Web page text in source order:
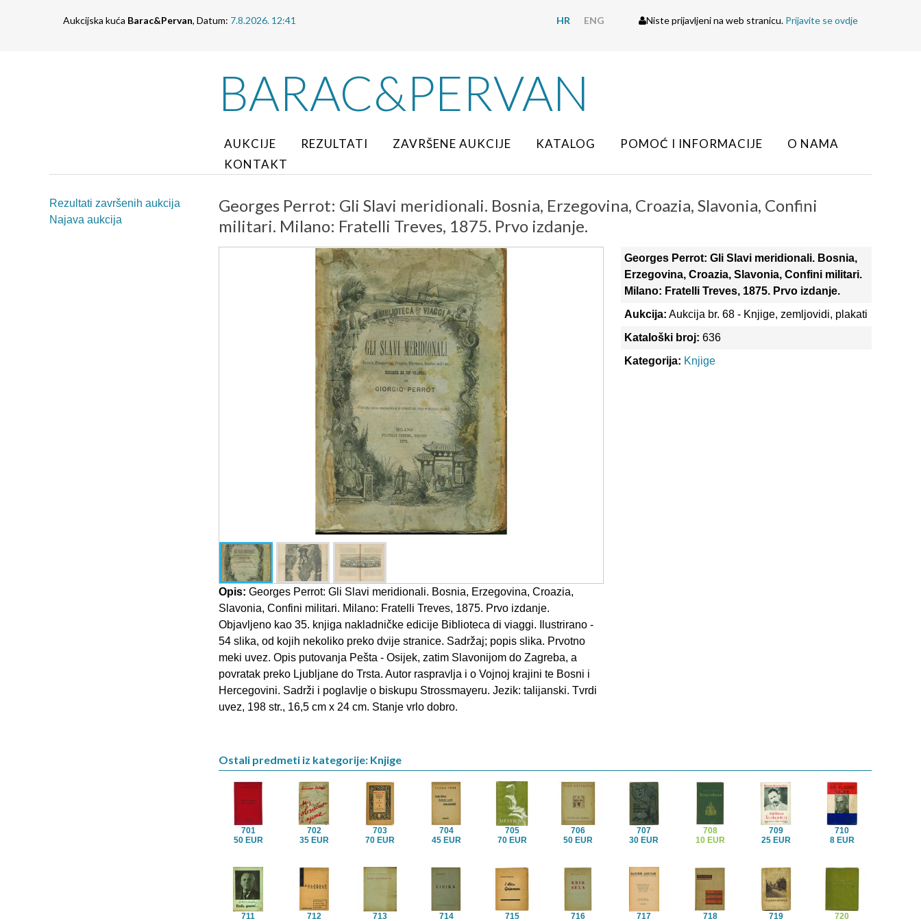
Aukcijska kuća Barac&Pervan, Datum: 7.8.2026. 12:41 HR ENG Niste prijavljeni na web stranicu. Prijavite se ovdje
BARAC&PERVAN
AUKCIJE REZULTATI ZAVRŠENE AUKCIJE KATALOG POMOĆ I INFORMACIJE
O NAMA
KONTAKT
Rezultati završenih aukcija
Najava aukcija
Georges Perrot: Gli Slavi meridionali. Bosnia, Erzegovina, Croazia, Slavonia, Confini
militari. Milano: Fratelli Treves, 1875. Prvo izdanje.
Opis: Georges Perrot: Gli Slavi meridionali. Bosnia, Erzegovina, Croazia,
Slavonia, Confini militari. Milano: Fratelli Treves, 1875. Prvo izdanje.
Objavljeno kao 35. knjiga nakladničke edicije Biblioteca di viaggi. Ilustrirano -
54 slika, od kojih nekoliko preko dvije stranice. Sadržaj; popis slika. Prvotno
meki uvez. Opis putovanja Pešta - Osijek, zatim Slavonijom do Zagreba, a
povratak preko Ljubljane do Trsta. Autor raspravlja i o Vojnoj krajini te Bosni i
Hercegovini. Sadrži i poglavlje o biskupu Strossmayeru. Jezik: talijanski. Tvrdi
uvez, 198 str., 16,5 cm x 24 cm. Stanje vrlo dobro.
Georges Perrot: Gli Slavi meridionali. Bosnia,
Erzegovina, Croazia, Slavonia, Confini militari.
Milano: Fratelli Treves, 1875. Prvo izdanje.
Aukcija: Aukcija br. 68 - Knjige, zemljovidi, plakati
Kataloški broj: 636
Kategorija: Knjige
Ostali predmeti iz kategorije: Knjige
701
50 EUR
702
35 EUR
703
70 EUR
704
45 EUR
705
70 EUR
706
50 EUR
707
30 EUR
708
10 EUR
709
25 EUR
710
8 EUR
711
712
713
714
715
716
717
718
719
720